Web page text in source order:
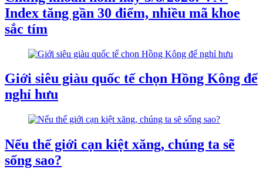
Index tăng gần 30 điểm, nhiều mã khoe
sắc tím
Giới siêu giàu quốc tế chọn Hồng Kông để
nghỉ hưu
Nếu thế giới cạn kiệt xăng, chúng ta sẽ
sống sao?